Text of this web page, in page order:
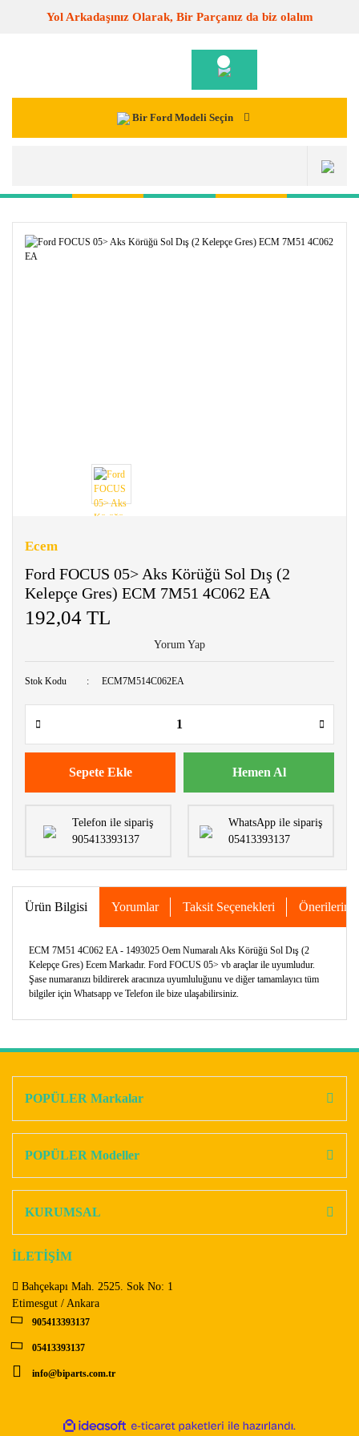
Yol Arkadaşınız Olarak, Bir Parçanız da biz olalım
Bir Ford Modeli Seçin
Ecem
Ford FOCUS 05> Aks Körüğü Sol Dış (2
Kelepçe Gres) ECM 7M51 4C062 EA
192,04 TL
Yorum Yap
Stok Kodu ECM7M514C062EA
Sepete Ekle Hemen Al
Telefon ile sipariş
905413393137
WhatsApp ile sipariş
05413393137
Ürün Bilgisi Yorumlar Taksit Seçenekleri Önerileriniz
ECM 7M51 4C062 EA - 1493025 Oem Numaralı Aks Körüğü Sol Dış (2
Kelepçe Gres) Ecem Markadır. Ford FOCUS 05> vb araçlar ile uyumludur.
Şase numaranızı bildirerek aracınıza uyumluluğunu ve diğer tamamlayıcı tüm
bilgiler için Whatsapp ve Telefon ile bize ulaşabilirsiniz.
Ürün açıklamasında eksik bilgiler bulunuyor.
Bu ürüne benzer farklı alternatifler olmalı.
POPÜLER Markalar
POPÜLER Modeller
KURUMSAL
İLETİŞİM
Bahçekapı Mah. 2525. Sok No: 1
Etimesgut / Ankara
905413393137
05413393137
info@biparts.com.tr
ideasoft
e-